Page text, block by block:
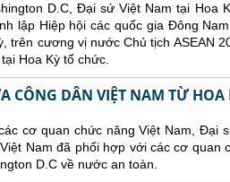
D.C, Đại sứ Việt Nam tại Hoa
lập Hiệp hội các quốc gia Đông
trên cương vị nước Chủ tịch ASEAN
Hoa Kỳ tổ chức.
CÔNG DÂN VIỆT NAM TỪ HOA
cơ quan chức năng Việt Nam, Đại
Nam đã phối hợp với các cơ quan
D.C về nước an toàn.